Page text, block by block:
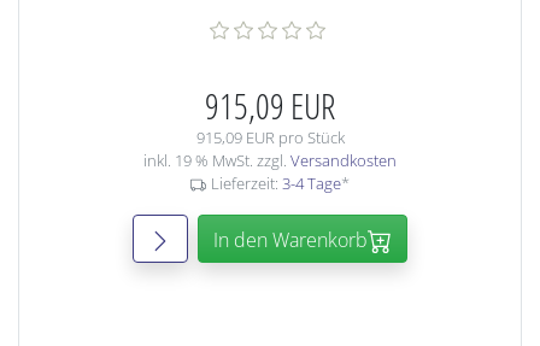
915,09 EUR
915,09 EUR pro Stück
inkl. 19 % MwSt. zzgl. Versandkosten
Lieferzeit: 3-4 Tage*
In den Warenkorb